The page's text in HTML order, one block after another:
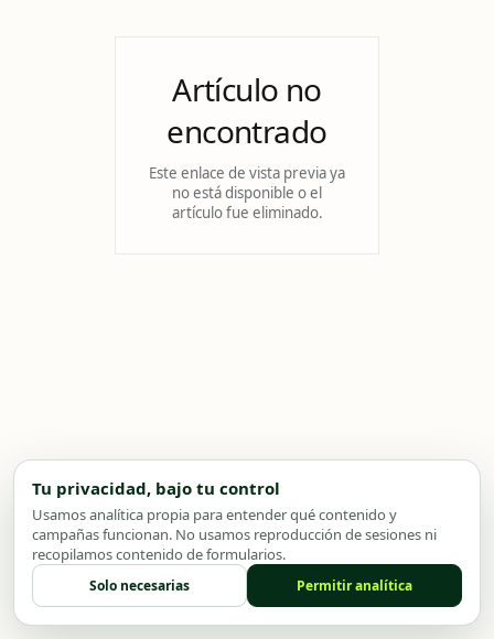
Artículo no
encontrado
Este enlace de vista previa ya
no está disponible o el
artículo fue eliminado.
Tu privacidad, bajo tu control
Usamos analítica propia para entender qué contenido y
campañas funcionan. No usamos reproducción de sesiones ni
recopilamos contenido de formularios.
Solo necesarias Permitir analítica